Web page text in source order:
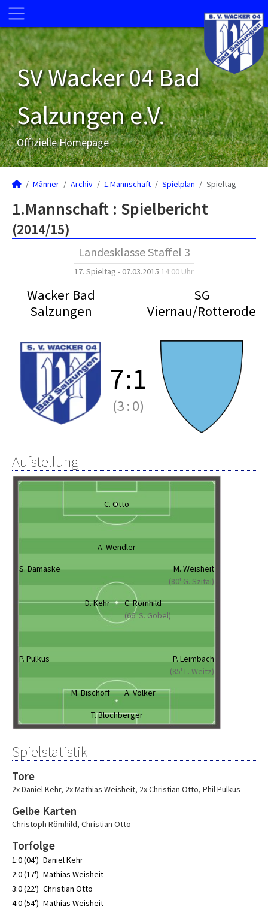
SV Wacker 04 Bad
Salzungen e.V.
Offizielle Homepage
Männer Archiv 1.Mannschaft Spielplan Spieltag
1.Mannschaft : Spielbericht
(2014/15)
Landesklasse Staffel 3
17. Spieltag - 07.03.2015 14:00 Uhr
Wacker Bad
Salzungen
SG
Viernau/Rotterode
7:1
(3:0)
Aufstellung
C. Otto
A. Wendler
S. Damaske
M. Weisheit
(80' G. Szitai)
D. Kehr
C. Römhild
(66' S. Gobel)
P. Pulkus
P. Leimbach
(85' L. Weitz)
M. Bischoff
A. Völker
T. Blochberger
Spielstatistik
Tore
2x Daniel Kehr, 2x Mathias Weisheit, 2x Christian Otto, Phil Pulkus
Gelbe Karten
Christoph Römhild, Christian Otto
Torfolge
1:0 (04') Daniel Kehr
2:0 (17') Mathias Weisheit
3:0 (22') Christian Otto
4:0 (54') Mathias Weisheit